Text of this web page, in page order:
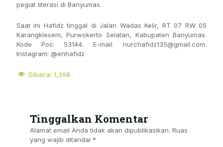
pegiat literasi di Banyumas.
Saat ini Hafidz tinggal di Jalan Wadas Kelir, RT 07 RW 05
Karangklesem, Purwokerto Selatan, Kabupaten Banyumas.
Kode Pos: 53144. E-mail: nurchafidz135@gmail.com.
Instagram: @enhafidz
Dibaca: 1,398
Tinggalkan Komentar
Alamat email Anda tidak akan dipublikasikan. Ruas
yang wajib ditandai *